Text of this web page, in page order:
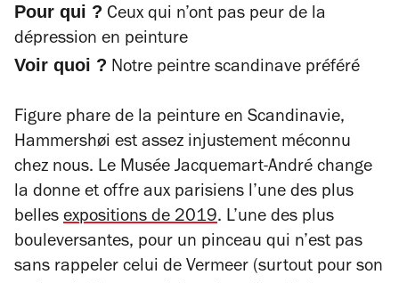
Pour qui ? Ceux qui n’ont pas peur de la
dépression en peinture
Voir quoi ? Notre peintre scandinave préféré
Figure phare de la peinture en Scandinavie,
Hammershøi est assez injustement méconnu
chez nous. Le Musée Jacquemart-André change
la donne et offre aux parisiens l’une des plus
belles expositions de 2019. L’une des plus
bouleversantes, pour un pinceau qui n’est pas
sans rappeler celui de Vermeer (surtout pour son